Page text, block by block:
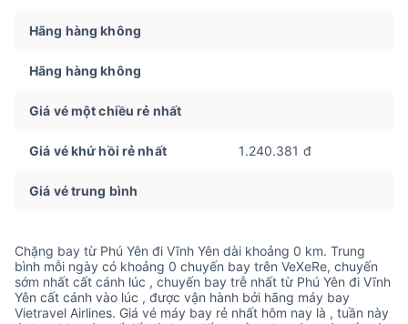
Hãng hàng không
Hãng hàng không
Giá vé một chiều rẻ nhất
Giá vé khứ hồi rẻ nhất 1.240.381 đ
Giá vé trung bình
Chặng bay từ Phú Yên đi Vĩnh Yên dài khoảng 0 km. Trung
bình mỗi ngày có khoảng 0 chuyến bay trên VeXeRe, chuyến
sớm nhất cất cánh lúc , chuyến bay trễ nhất từ Phú Yên đi Vĩnh
Yên cất cánh vào lúc , được vận hành bởi hãng máy bay
Vietravel Airlines. Giá vé máy bay rẻ nhất hôm nay là , tuần này